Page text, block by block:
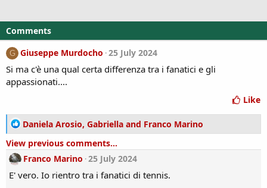
o
n
:
Comments
G Giuseppe Murdocho 25 July 2024
Si ma c'è una qual certa differenza tra i fanatici e gli
appassionati....
Like
R
e
a
c
i
Daniela Arosio, Gabriella and Franco Marino
View previous comments...
Franco Marino 25 July 2024
E' vero. Io rientro tra i fanatici di tennis.